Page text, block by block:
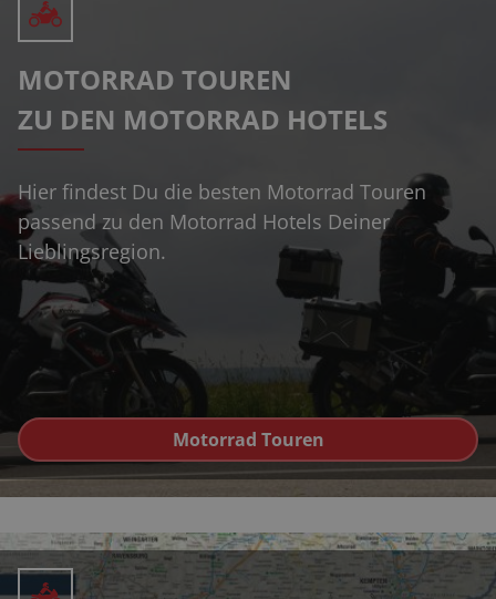
MOTORRAD TOUREN
ZU DEN MOTORRAD HOTELS
Hier findest Du die besten Motorrad Touren
passend zu den Motorrad Hotels Deiner
Lieblingsregion.
Motorrad Touren